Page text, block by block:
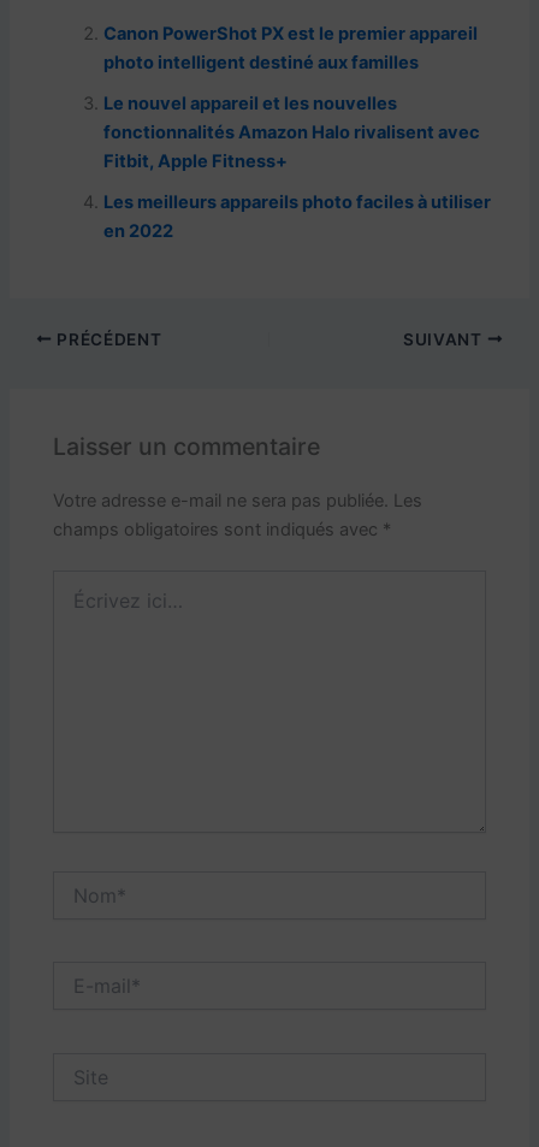
b
o
o
p
p
a
m
c
h
at
er
Canon PowerShot PX est le premier appareil
photo intelligent destiné aux familles
Le nouvel appareil et les nouvelles
fonctionnalités Amazon Halo rivalisent avec
Fitbit, Apple Fitness+
Les meilleurs appareils photo faciles à utiliser
en 2022
PRÉCÉDENT SUIVANT
Laisser un commentaire
Votre adresse e-mail ne sera pas publiée. Les
champs obligatoires sont indiqués avec *
ici…
mail*